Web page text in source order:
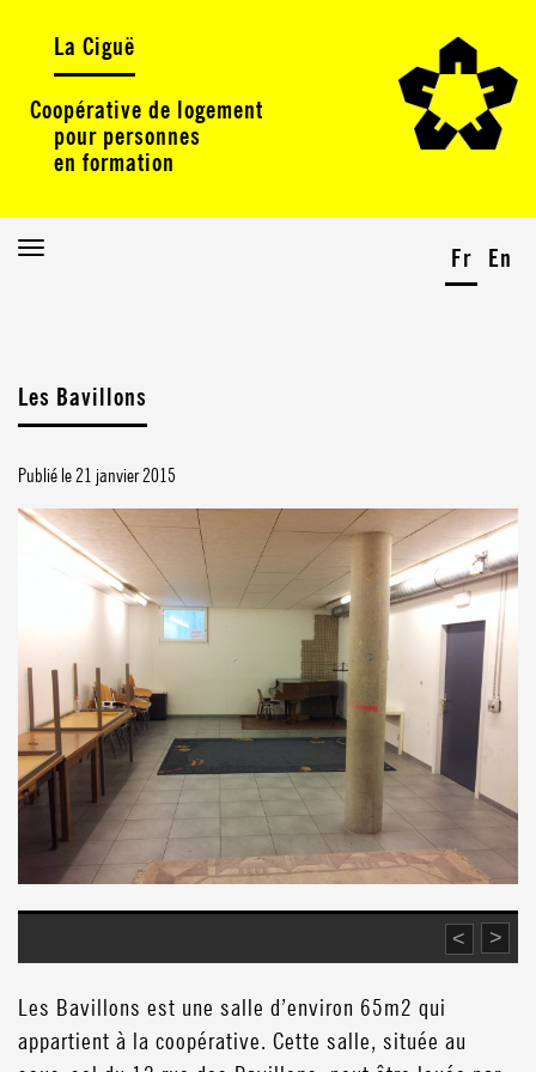
La Ciguë
Coopérative de logement
pour personnes
en formation
Toggle
Fr En
Les Bavillons
Publié le 21 janvier 2015
< >
Les Bavillons est une salle d’environ 65m2 qui
appartient à la coopérative. Cette salle, située au